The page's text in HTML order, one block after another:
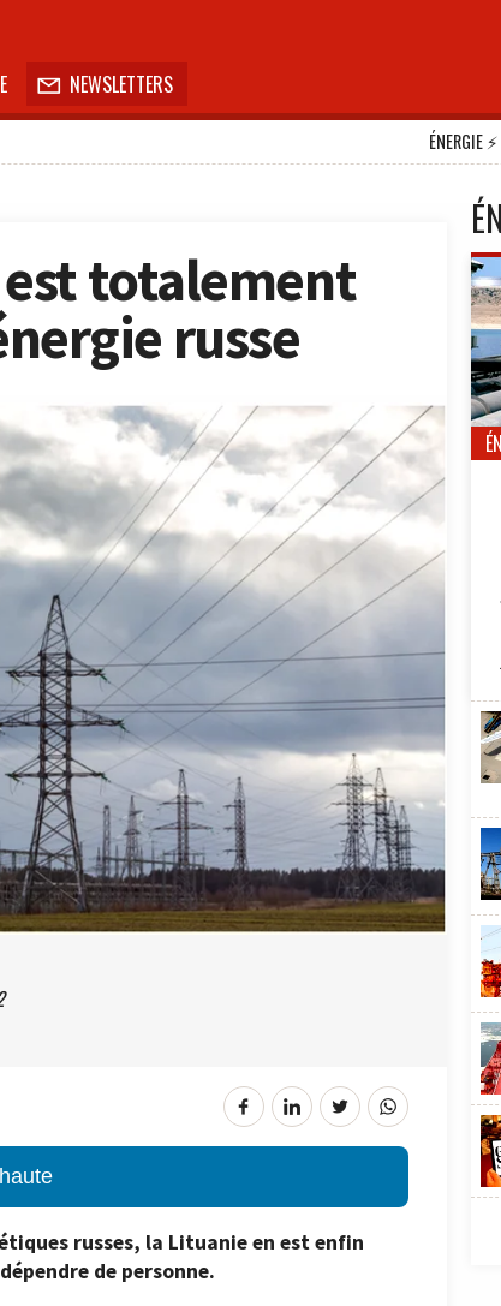
 NEWSLETTERS
ÉNERGIE⚡
est totalement
russe
russes, la Lituanie en est enfin
de personne.